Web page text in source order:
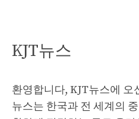
KJT뉴스
환영합니다, KJT뉴스에 오
뉴스는 한국과 전 세계의